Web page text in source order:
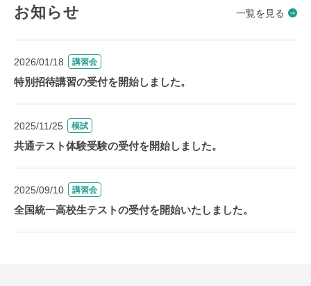
お知らせ 一覧を見る
2026/01/18 講習会
特別招待講習の受付を開始しました。
2025/11/25 模試
共通テスト体験受験の受付を開始しました。
2025/09/10 講習会
全国統一高校生テストの受付を開始いたしました。